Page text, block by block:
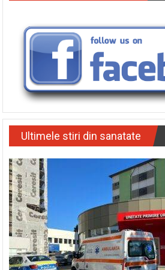
Ultimele stiri din sanatate